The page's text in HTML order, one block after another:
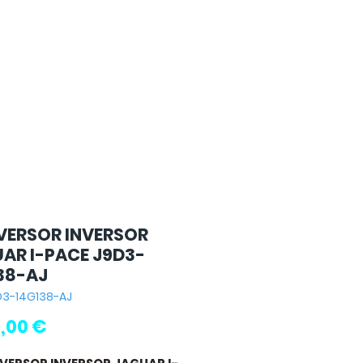
INVERSOR
I-PACE J9D3-
AJ
14G138-AJ
€